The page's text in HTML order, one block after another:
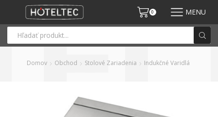
0 MENU
Domov Obchod Stolové Zariadenia Indukčné Varidlá